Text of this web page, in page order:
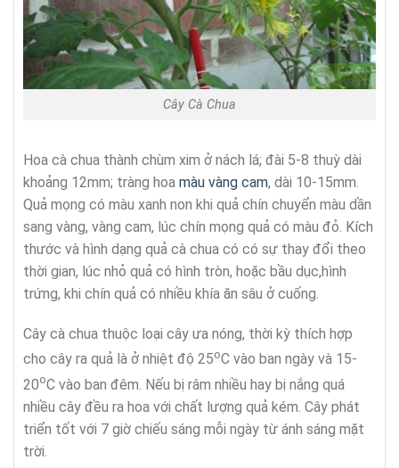
Cây Cà Chua
Hoa cà chua thành chùm xim ở nách lá; đài 5-8 thuỳ dài
khoảng 12mm; tràng hoa màu vàng cam, dài 10-15mm.
Quả mọng có màu xanh non khi quả chín chuyển màu dần
sang vàng, vàng cam, lúc chín mọng quả có màu đỏ. Kích
thước và hình dạng quả cà chua có có sự thay đổi theo
thời gian, lúc nhỏ quả có hình tròn, hoặc bầu dục,hình
trứng, khi chín quả có nhiều khía ăn sâu ở cuống.
Cây cà chua thuộc loại cây ưa nóng, thời kỳ thích hợp
cho cây ra quả là ở nhiệt độ 25oC vào ban ngày và 15-
20oC vào ban đêm. Nếu bị râm nhiều hay bị nắng quá
nhiều cây đều ra hoa với chất lượng quả kém. Cây phát
triển tốt với 7 giờ chiếu sáng mỗi ngày từ ánh sáng mặt
trời.